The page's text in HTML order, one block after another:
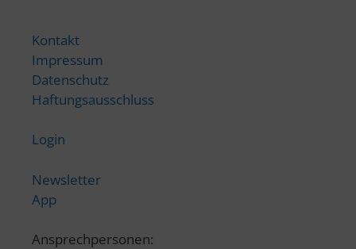
Kontakt
Impressum
Datenschutz
Haftungsausschluss
Login
Newsletter
App
Ansprechpersonen: